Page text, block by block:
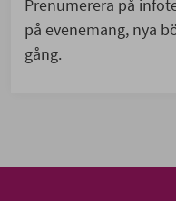
Prenumerera på
på evenemang, nya
gång.